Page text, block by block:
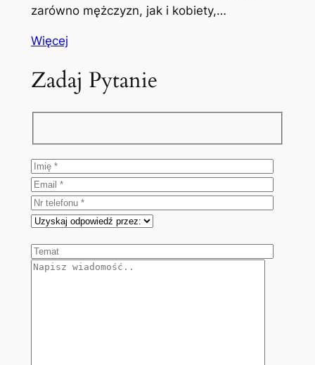
zarówno mężczyzn, jak i kobiety,…
Więcej
Zadaj Pytanie